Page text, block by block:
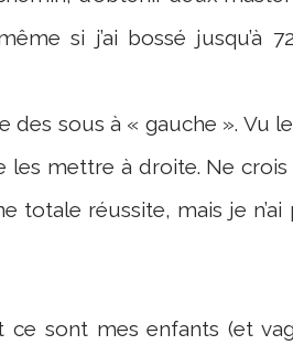
si j’ai bossé jusqu’à
sous à « gauche ». Vu
les mettre à droite. Ne crois
totale réussite, mais je n’ai
ce sont mes enfants (et